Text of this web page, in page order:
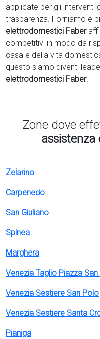
applicate per gli interventi
trasparenza. Forniamo e
elettrodomestici Faber
competitivi in modo da
casa e della vita
questo siamo diventi
elettrodomestici Faber.
Zone dove
Zelarino
Carpenedo
San Giuliano
Spinea
Marghera
Venezia Taglio Piazza
Venezia Sestiere San Polo
Venezia Sestiere Santa
Pianiga